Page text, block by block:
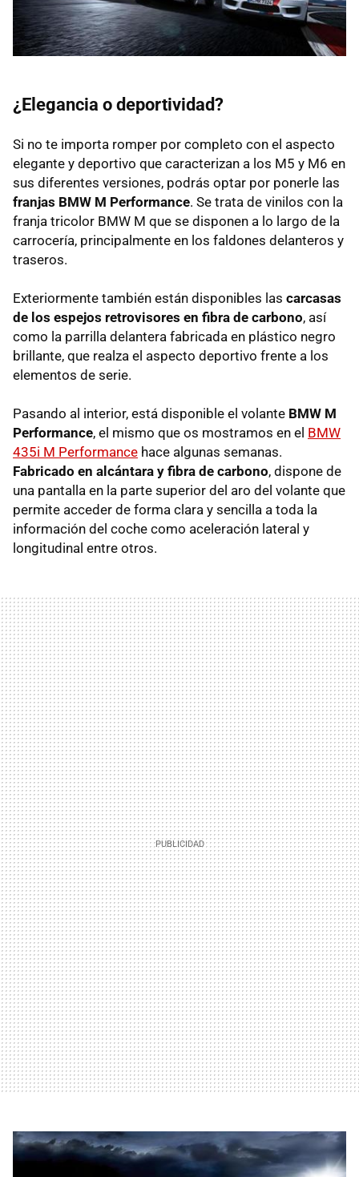
¿Elegancia o deportividad?
Si no te importa romper por completo con el aspecto
elegante y deportivo que caracterizan a los M5 y M6 en
sus diferentes versiones, podrás optar por ponerle las
franjas BMW M Performance. Se trata de vinilos con la
franja tricolor BMW M que se disponen a lo largo de la
carrocería, principalmente en los faldones delanteros y
traseros.
Exteriormente también están disponibles las carcasas
de los espejos retrovisores en fibra de carbono, así
como la parrilla delantera fabricada en plástico negro
brillante, que realza el aspecto deportivo frente a los
elementos de serie.
Pasando al interior, está disponible el volante BMW M
Performance, el mismo que os mostramos en el BMW
435i M Performance hace algunas semanas.
Fabricado en alcántara y fibra de carbono, dispone de
una pantalla en la parte superior del aro del volante que
permite acceder de forma clara y sencilla a toda la
información del coche como aceleración lateral y
longitudinal entre otros.